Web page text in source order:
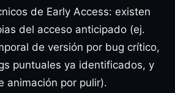
de Early Access: existen
del acceso anticipado (ej.
de versión por bug crítico,
puntuales ya identificados, y
animación por pulir).